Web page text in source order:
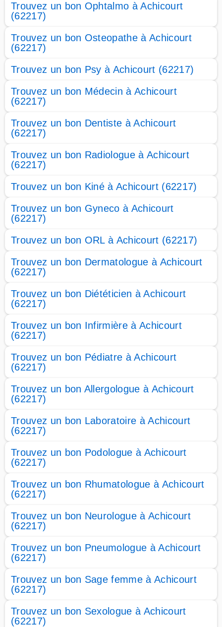
Trouvez un bon Ophtalmo à Achicourt
(62217)
Trouvez un bon Osteopathe à Achicourt
(62217)
Trouvez un bon Psy à Achicourt (62217)
Trouvez un bon Médecin à Achicourt
(62217)
Trouvez un bon Dentiste à Achicourt
(62217)
Trouvez un bon Radiologue à Achicourt
(62217)
Trouvez un bon Kiné à Achicourt (62217)
Trouvez un bon Gyneco à Achicourt
(62217)
Trouvez un bon ORL à Achicourt (62217)
Trouvez un bon Dermatologue à Achicourt
(62217)
Trouvez un bon Diététicien à Achicourt
(62217)
Trouvez un bon Infirmière à Achicourt
(62217)
Trouvez un bon Pédiatre à Achicourt
(62217)
Trouvez un bon Allergologue à Achicourt
(62217)
Trouvez un bon Laboratoire à Achicourt
(62217)
Trouvez un bon Podologue à Achicourt
(62217)
Trouvez un bon Rhumatologue à Achicourt
(62217)
Trouvez un bon Neurologue à Achicourt
(62217)
Trouvez un bon Pneumologue à Achicourt
(62217)
Trouvez un bon Sage femme à Achicourt
(62217)
Trouvez un bon Sexologue à Achicourt
(62217)